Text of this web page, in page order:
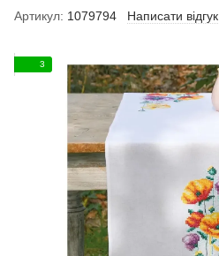
Артикул: 1079794 Написати відгук
3